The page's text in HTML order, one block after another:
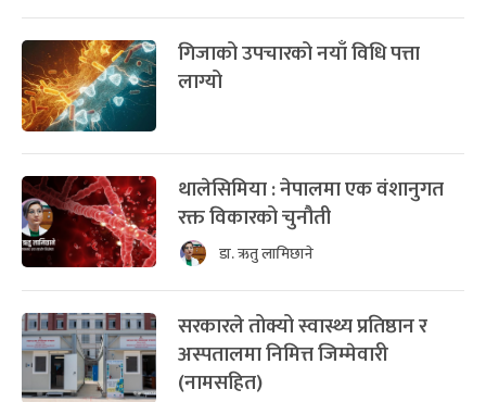
गिजाको उपचारको नयाँ विधि पत्ता
लाग्यो
थालेसिमिया : नेपालमा एक वंशानुगत
रक्त विकारको चुनौती
डा. ऋतु लामिछाने
सरकारले तोक्यो स्वास्थ्य प्रतिष्ठान र
अस्पतालमा निमित्त जिम्मेवारी
(नामसहित)